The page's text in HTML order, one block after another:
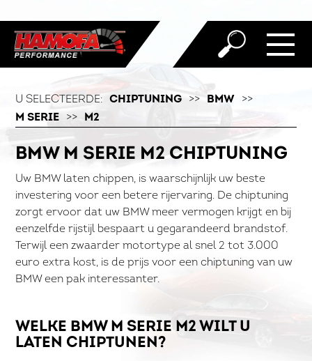
U SELECTEERDE: CHIPTUNING >> BMW
>>
M SERIE
>> M2
BMW M SERIE M2 CHIPTUNING
Uw BMW laten chippen, is waarschijnlijk uw beste
investering voor een betere rijervaring. De chiptuning
zorgt ervoor dat uw BMW meer vermogen krijgt en bij
eenzelfde rijstijl bespaart u gegarandeerd brandstof.
Terwijl een zwaarder motortype al snel 2 tot 3.000
euro extra kost, is de prijs voor een chiptuning van uw
BMW een pak interessanter.
WELKE BMW M SERIE M2 WILT U
LATEN CHIPTUNEN?